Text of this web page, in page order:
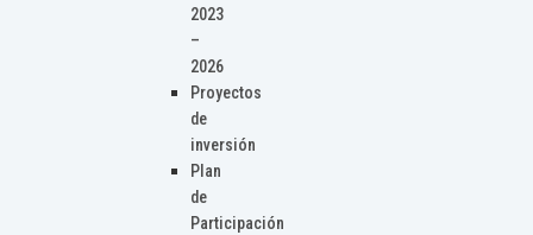
2023
–
2026
Proyectos
de
inversión
Plan
de
Participación